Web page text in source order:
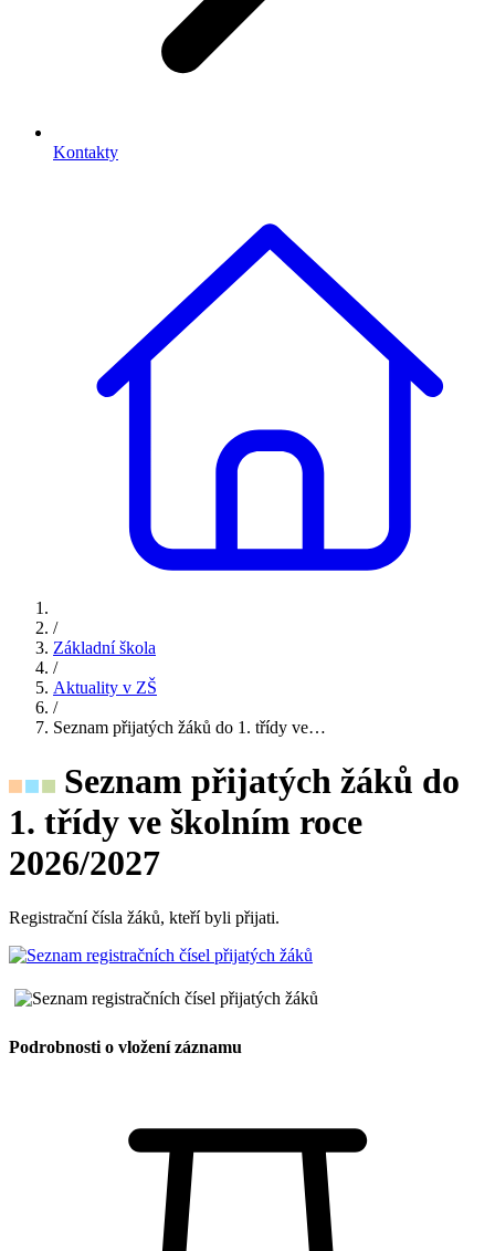
Kontakty
/
Základní škola
/
Aktuality v ZŠ
/
Seznam přijatých žáků do 1. třídy ve…
Seznam přijatých žáků do
1. třídy ve školním roce
2026/2027
Registrační čísla žáků, kteří byli přijati.
Podrobnosti o vložení záznamu